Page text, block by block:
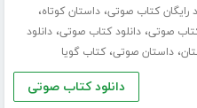
رایگان کتاب صوتی،داستان کوتاه،
صوتی،دانلود کتاب صوتی،دانلود
،داستان صوتی،کتاب گویا
دانلود کتاب صوتی